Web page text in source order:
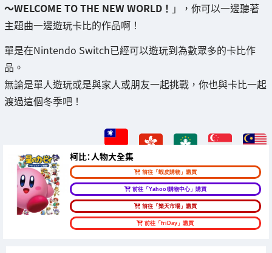
～WELCOME TO THE NEW WORLD！ 」，你可以一邊聽著
主題曲一邊遊玩卡比的作品啊！
單是在Nintendo Switch已經可以遊玩到為數眾多的卡比作
品。
無論是單人遊玩或是與家人或朋友一起挑戰，你也與卡比一起
渡過這個冬季吧！
柯比：人物大全集
前往「蝦皮購物」購買
前往「Yahoo!購物中心」購買
前往「樂天市場」購買
前往「friDay」購買